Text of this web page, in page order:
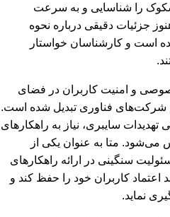
را شناسایی و به سرعت
جزئیات دقیقی درباره نحوه
است و کارشناسان خواستار
و امنیت کاربران در فضای
شرکت‌های فناوری تبدیل شده است.
تهدیدات سایبری، نیاز به راهکارهای
متا به عنوان یکی از
سنگینی در ارائه راهکارهای
اعتماد کاربران خود را حفظ کند و
نماید.